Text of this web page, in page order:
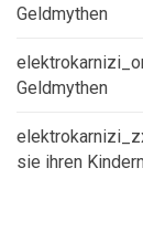
Geldmythen
Geldmythen
sie ihren